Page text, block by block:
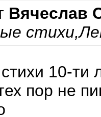
Вячеслав
10-ти
пор не